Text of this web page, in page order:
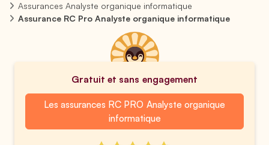
Assurances Analyste organique informatique
Assurance RC Pro Analyste organique informatique
Gratuit et sans engagement
Les assurances RC PRO Analyste organique
informatique